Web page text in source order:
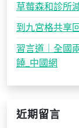
草莓森和診所
到九宮格共享
習言道｜全國
饒_中國網
近期留言